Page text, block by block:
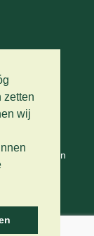
zetten
wij
voorwaarden